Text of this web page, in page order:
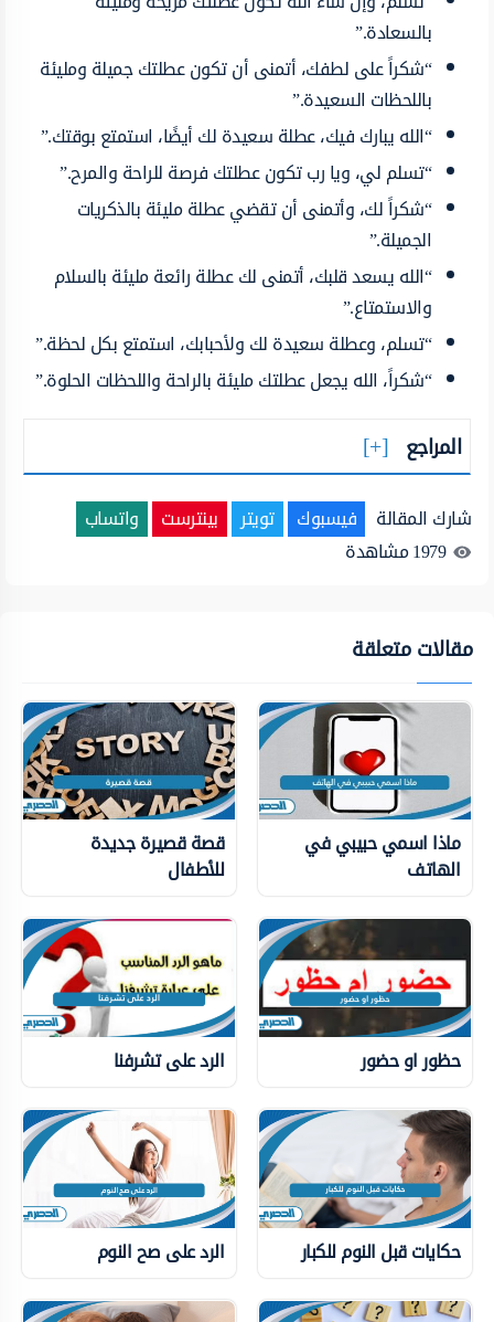
بالسعادة.”
“شكراً على لطفك، أتمنى أن تكون عطلتك جميلة ومليئة
باللحظات السعيدة.”
“الله يبارك فيك، عطلة سعيدة لك أيضًا، استمتع بوقتك.”
“تسلم لي، ويا رب تكون عطلتك فرصة للراحة والمرح.”
“شكراً لك، وأتمنى أن تقضي عطلة مليئة بالذكريات
الجميلة.”
“الله يسعد قلبك، أتمنى لك عطلة رائعة مليئة بالسلام
والاستمتاع.”
“تسلم، وعطلة سعيدة لك ولأحبابك، استمتع بكل لحظة.”
“شكراً، الله يجعل عطلتك مليئة بالراحة واللحظات الحلوة.”
المراجع
شارك المقالة فيسبوك تويتر بينترست
واتساب
1979مشاهدة
مقالات متعلقة
ماذا اسمي حبيبي في
الهاتف
قصة قصيرة جديدة
للأطفال
حظور او حضور الرد على تشرفنا
حكايات قبل النوم للكبار الرد على صح النوم